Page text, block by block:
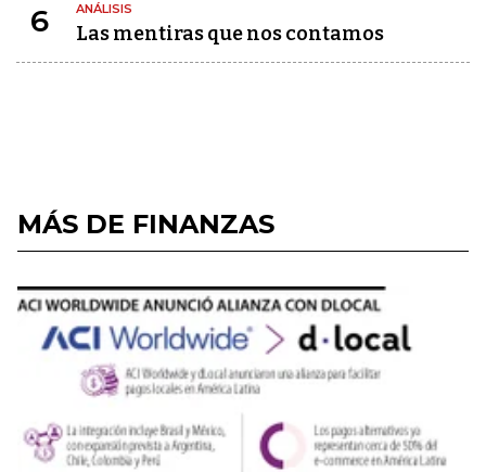
6 ANÁLISIS
Las mentiras que nos contamos
MÁS DE FINANZAS